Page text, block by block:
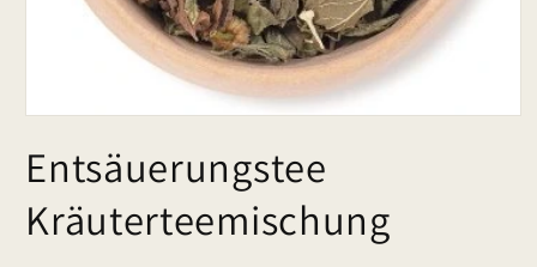
Entsäuerungstee
Kräuterteemischung